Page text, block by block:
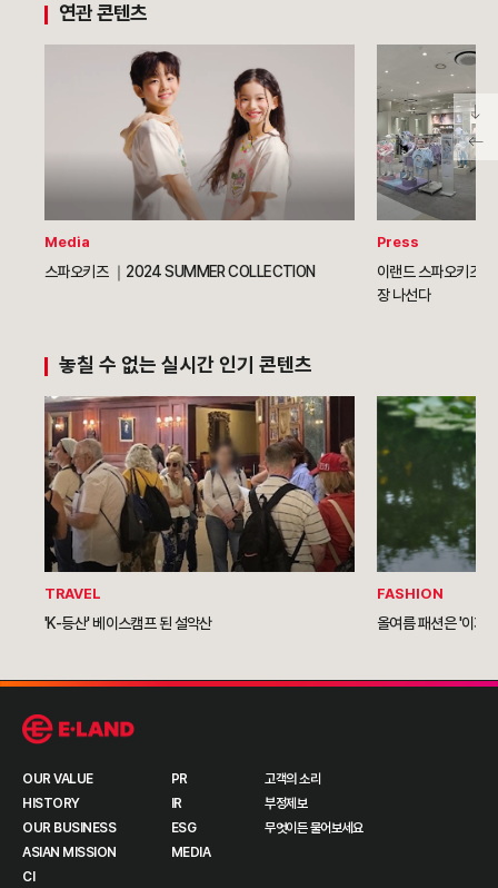
연관 콘텐츠
Media
스파오키즈 ｜2024 SUMMER COLLECTION
Press
이랜드 스파오키즈,
장 나선다
놓칠 수 없는 실시간 인기 콘텐츠
TRAVEL
'K-등산' 베이스캠프 된 설악산
FASHION
올여름 패션은 '이지
OUR VALUE
HISTORY
OUR BUSINESS
ASIAN MISSION
CI
PR
IR
ESG
MEDIA
고객의 소리
부정제보
무엇이든 물어보세요